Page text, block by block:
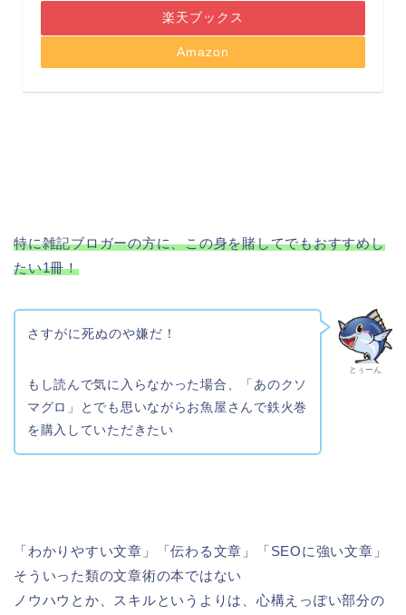
楽天ブックス
Amazon
特に雑記ブロガーの方に、この身を賭してでもおすすめし
たい1冊！
とぅーん
さすがに死ぬのや嫌だ！
もし読んで気に入らなかった場合、「あのクソ
マグロ」とでも思いながらお魚屋さんで鉄火巻
を購入していただきたい
「わかりやすい文章」「伝わる文章」「SEOに強い文章」
そういった類の文章術の本ではない
ノウハウとか、スキルというよりは、心構えっぽい部分の